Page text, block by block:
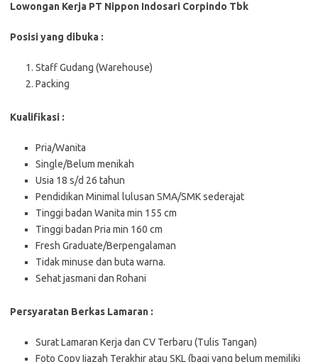
Lowongan Kerja PT Nippon Indosari Corpindo Tbk
Posisi yang dibuka :
Staff Gudang (Warehouse)
Packing
Kualifikasi :
Pria/Wanita
Single/Belum menikah
Usia 18 s/d 26 tahun
Pendidikan Minimal lulusan SMA/SMK sederajat
Tinggi badan Wanita min 155 cm
Tinggi badan Pria min 160 cm
Fresh Graduate/Berpengalaman
Tidak minuse dan buta warna.
Sehat jasmani dan Rohani
Persyaratan Berkas Lamaran :
Surat Lamaran Kerja dan CV Terbaru (Tulis Tangan)
Foto Copy Ijazah Terakhir atau SKL (bagi yang belum memiliki